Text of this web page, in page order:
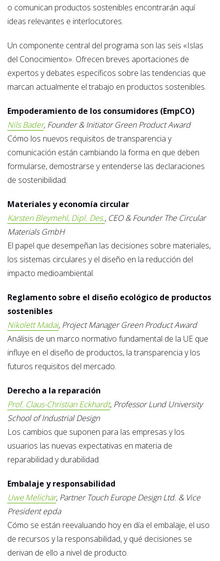
o comunican productos sostenibles encontrarán aquí
ideas relevantes e interlocutores.
Un componente central del programa son las seis «Islas
del Conocimiento». Ofrecen breves aportaciones de
expertos y debates específicos sobre las tendencias que
marcan actualmente el trabajo en productos sostenibles.
Empoderamiento de los consumidores (EmpCO)
Nils Bader, Founder & Initiator Green Product Award
Cómo los nuevos requisitos de transparencia y
comunicación están cambiando la forma en que deben
formularse, demostrarse y entenderse las declaraciones
de sostenibilidad.
Materiales y economía circular
Karsten Bleymehl, Dipl. Des., CEO & Founder The Circular
Materials GmbH
El papel que desempeñan las decisiones sobre materiales,
los sistemas circulares y el diseño en la reducción del
impacto medioambiental.
Reglamento sobre el diseño ecológico de productos
sostenibles
Nikolett Madai, Project Manager Green Product Award
Análisis de un marco normativo fundamental de la UE que
influye en el diseño de productos, la transparencia y los
futuros requisitos del mercado.
Derecho a la reparación
Prof. Claus-Christian Eckhardt, Professor Lund University
School of Industrial Design
Los cambios que suponen para las empresas y los
usuarios las nuevas expectativas en materia de
reparabilidad y durabilidad.
Embalaje y responsabilidad
Uwe Melichar, Partner Touch Europe Design Ltd. & Vice
President epda
Cómo se están reevaluando hoy en día el embalaje, el uso
de recursos y la responsabilidad, y qué decisiones se
derivan de ello a nivel de producto.